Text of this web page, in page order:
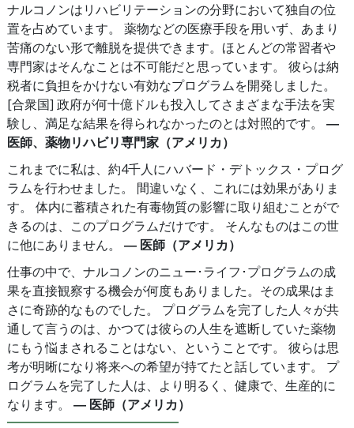
ナルコノンはリハビリテーションの分野において独自の位
置を占めています。 薬物などの医療手段を用いず、あまり
苦痛のない形で離脱を提供できます。ほとんどの常習者や
専門家はそんなことは不可能だと思っています。 彼らは納
税者に負担をかけない有効なプログラムを開発しました。
[合衆国] 政府が何十億ドルも投入してさまざまな手法を実
験し、満足な結果を得られなかったのとは対照的です。 ―
医師、薬物リハビリ専門家（アメリカ）
これまでに私は、約4千人にハバード・デトックス・プログ
ラムを行わせました。 間違いなく、これには効果がありま
す。 体内に蓄積された有毒物質の影響に取り組むことがで
きるのは、このプログラムだけです。 そんなものはこの世
に他にありません。 ― 医師（アメリカ）
仕事の中で、ナルコノンのニュー･ライフ･プログラムの成
果を直接観察する機会が何度もありました。その成果はま
さに奇跡的なものでした。 プログラムを完了した人々が共
通して言うのは、かつては彼らの人生を遮断していた薬物
にもう悩まされることはない、ということです。 彼らは思
考が明晰になり将来への希望が持てたと話しています。 プ
ログラムを完了した人は、より明るく、健康で、生産的に
なります。 ― 医師（アメリカ）